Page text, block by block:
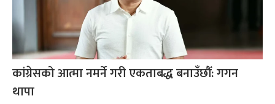
कांग्रेसको आत्मा नमर्ने गरी एकताबद्ध बनाउँछौँ: गगन
थापा